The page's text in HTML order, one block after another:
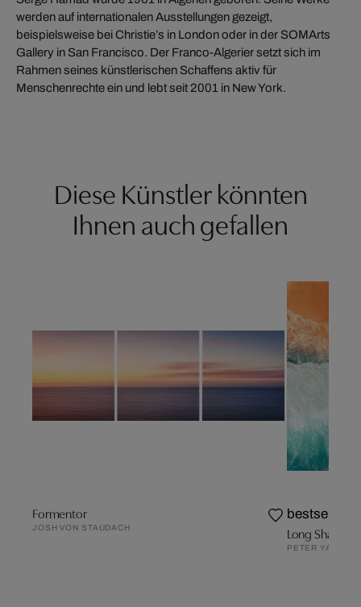
werden auf internationalen Ausstellungen gezeigt,
beispielsweise bei Christie’s in London oder in der SOMArts
Gallery in San Francisco. Der Franco-Algerier setzt sich im
Rahmen seines künstlerischen Schaffens aktiv für
Menschenrechte ein und lebt seit 2001 in New York.
Diese Künstler könnten
Ihnen auch gefallen
Formentor
JOSH VON STAUDACH
bestseller
Long Shadow
PETER YAN